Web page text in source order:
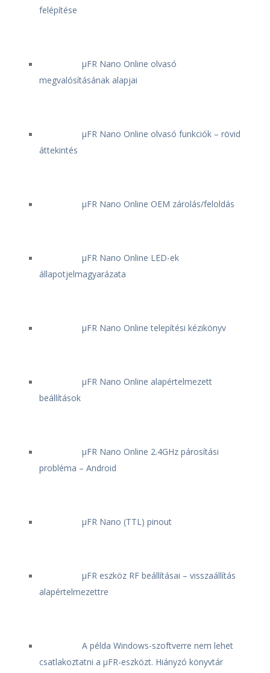
felépítése
μFR Nano Online olvasó
megvalósításának alapjai
μFR Nano Online olvasó funkciók – rövid
áttekintés
μFR Nano Online OEM zárolás/feloldás
μFR Nano Online LED-ek
állapotjelmagyarázata
μFR Nano Online telepítési kézikönyv
μFR Nano Online alapértelmezett
beállítások
μFR Nano Online 2.4GHz párosítási
probléma – Android
μFR Nano (TTL) pinout
μFR eszköz RF beállításai – visszaállítás
alapértelmezettre
A példa Windows-szoftverre nem lehet
csatlakoztatni a μFR-eszközt. Hiányzó könyvtár